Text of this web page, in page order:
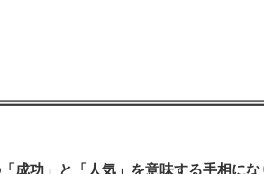
成功」と「人気」を意味する手相にな